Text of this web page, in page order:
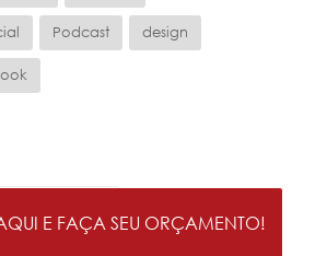
Podcast design
E FAÇA SEU ORÇAMENTO!